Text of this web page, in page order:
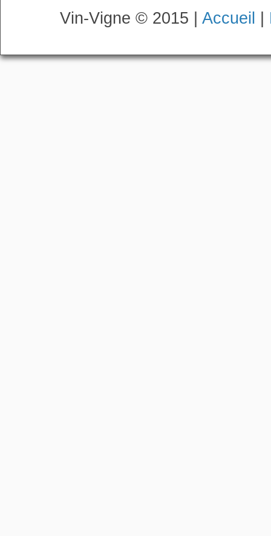
Vin-Vigne © 2015 | Accueil